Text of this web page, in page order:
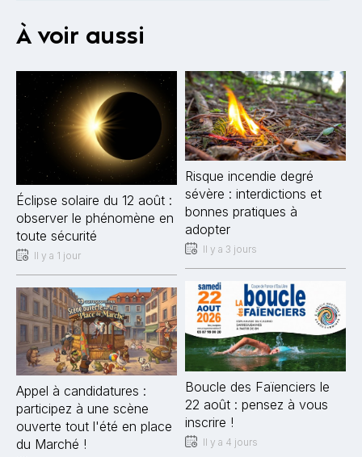
À voir aussi
Éclipse solaire du 12 août :
observer le phénomène en
toute sécurité
Il y a 1 jour
Appel à candidatures :
participez à une scène
ouverte tout l'été en place
du Marché !
Risque incendie degré
sévère : interdictions et
bonnes pratiques à
adopter
Il y a 3 jours
Boucle des Faïenciers le
22 août : pensez à vous
inscrire !
Il y a 4 jours